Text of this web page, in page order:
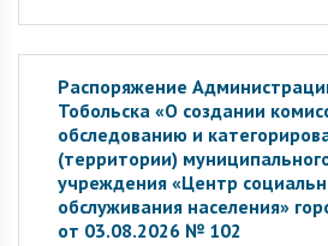
Распоряжение
Тобольска «О создании
обследованию и
(территории)
учреждения «Центр
обслуживания населения»
от 03.08.2026 № 102